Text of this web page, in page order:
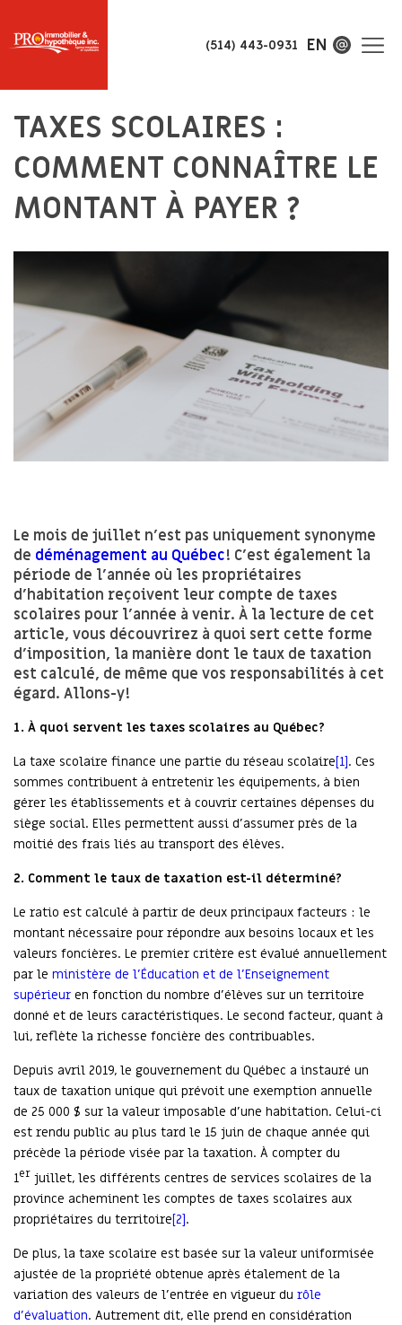
(514) 443-0931 EN
TAXES SCOLAIRES :
COMMENT CONNAÎTRE LE
MONTANT À PAYER ?
Le mois de juillet n’est pas uniquement synonyme
de déménagement au Québec! C’est également la
période de l’année où les propriétaires
d’habitation reçoivent leur compte de taxes
scolaires pour l’année à venir. À la lecture de cet
article, vous découvrirez à quoi sert cette forme
d’imposition, la manière dont le taux de taxation
est calculé, de même que vos responsabilités à cet
égard. Allons-y!
1. À quoi servent les taxes scolaires au Québec?
La taxe scolaire finance une partie du réseau scolaire[1]. Ces
sommes contribuent à entretenir les équipements, à bien
gérer les établissements et à couvrir certaines dépenses du
siège social. Elles permettent aussi d’assumer près de la
moitié des frais liés au transport des élèves.
2. Comment le taux de taxation est-il déterminé?
Le ratio est calculé à partir de deux principaux facteurs : le
montant nécessaire pour répondre aux besoins locaux et les
valeurs foncières. Le premier critère est évalué annuellement
par le ministère de l’Éducation et de l’Enseignement
supérieur en fonction du nombre d’élèves sur un territoire
donné et de leurs caractéristiques. Le second facteur, quant à
lui, reflète la richesse foncière des contribuables.
Depuis avril 2019, le gouvernement du Québec a instauré un
taux de taxation unique qui prévoit une exemption annuelle
de 25 000 $ sur la valeur imposable d’une habitation. Celui-ci
est rendu public au plus tard le 15 juin de chaque année qui
précède la période visée par la taxation. À compter du
1er juillet, les différents centres de services scolaires de la
province acheminent les comptes de taxes scolaires aux
propriétaires du territoire[2].
De plus, la taxe scolaire est basée sur la valeur uniformisée
ajustée de la propriété obtenue après étalement de la
variation des valeurs de l’entrée en vigueur du rôle
d’évaluation. Autrement dit, elle prend en considération